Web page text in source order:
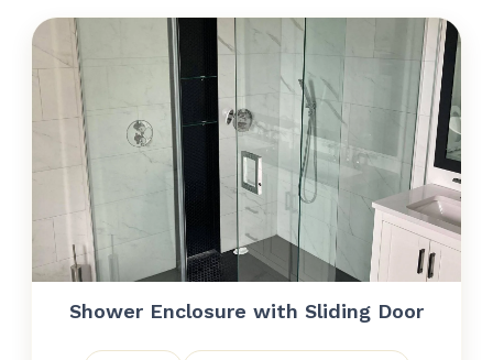
Shower Enclosure with Sliding Door